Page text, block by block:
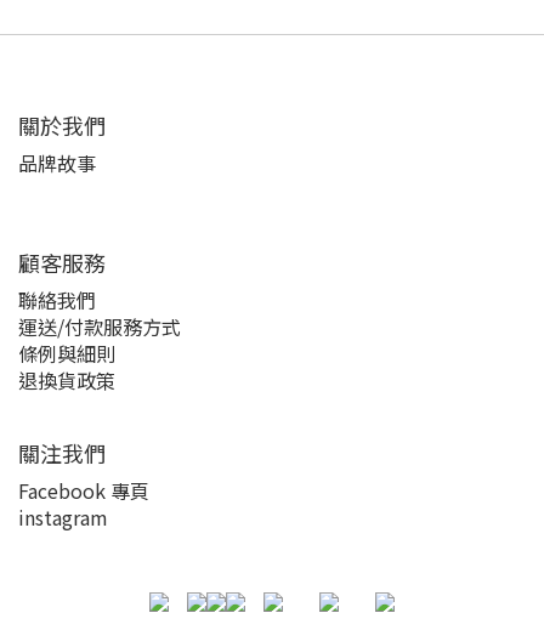
關於我們
品牌故事
顧客服務
聯絡我們
運送/付款服務方式
條例與細則
退換貨政策
關注我們
Facebook 專頁
instagram